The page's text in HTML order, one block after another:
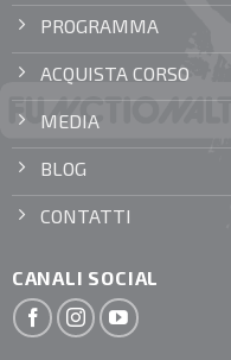
PROGRAMMA
ACQUISTA CORSO
MEDIA
BLOG
CONTATTI
CANALI SOCIAL